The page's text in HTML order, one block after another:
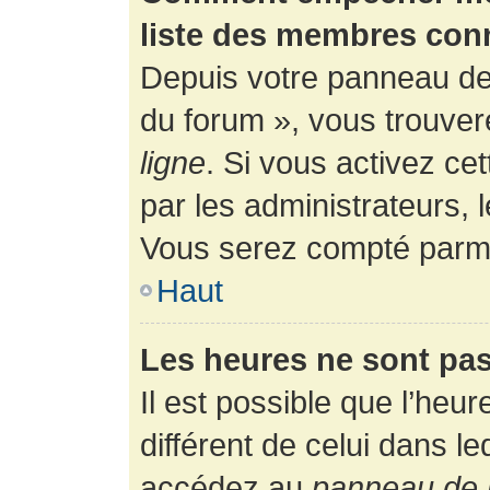
liste des membres
Depuis votre panneau
du forum », vous
ligne. Si vous activez
par les administrateurs,
Vous serez compté
Haut
Les heures ne sont
Il est possible que
différent de celui dans